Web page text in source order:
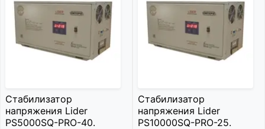
Стабилизатор
напряжения Lider
PS5000SQ-PRO-40.
Стабилизатор
напряжения Lider
PS10000SQ-PRO-25.